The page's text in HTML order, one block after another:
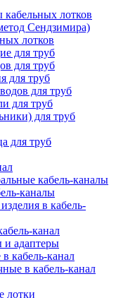
лотков
Сендзимира)
лотков
для труб
для труб
для труб
для труб
для труб
для труб
для труб
кабель-каналы
каналы
в кабель-
канал
и адаптеры
кабель-канал
в кабель-канал
лотки